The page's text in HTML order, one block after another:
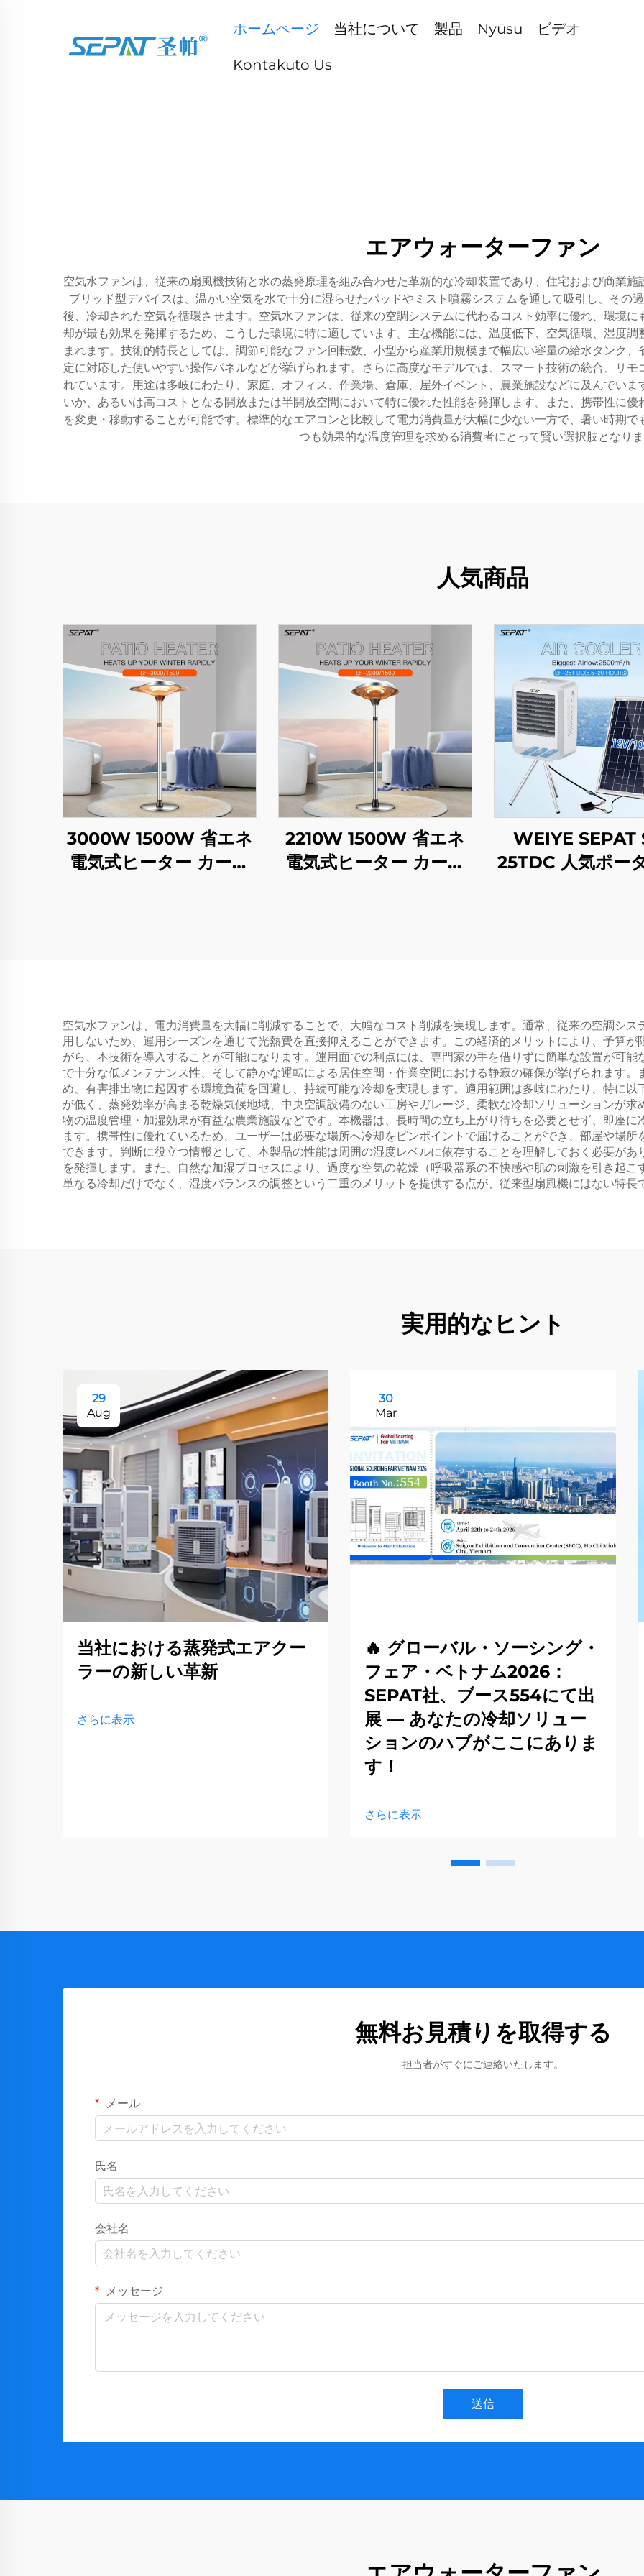
ホームページ 当社について 製品 Nyūsu ビデオ
Kontakuto Us
エアウォーターファン
空気水ファンは、従来の扇風機技術と水の蒸発原理を組み合わせた革新的な冷却装置であり、住宅および商業
ブリッド型デバイスは、温かい空気を水で十分に湿らせたパッドやミスト噴霧システムを通して吸引し、その
後、冷却された空気を循環させます。空気水ファンは、従来の空調システムに代わるコスト効率に優れ、環境
却が最も効果を発揮するため、こうした環境に特に適しています。主な機能には、温度低下、空気循環、湿度
まれます。技術的特長としては、調節可能なファン回転数、小型から産業用規模まで幅広い容量の給水タンク
定に対応した使いやすい操作パネルなどが挙げられます。さらに高度なモデルでは、スマート技術の統合、リ
れています。用途は多岐にわたり、家庭、オフィス、作業場、倉庫、屋外イベント、農業施設などに及んでい
いか、あるいは高コストとなる開放または半開放空間において特に優れた性能を発揮します。また、携帯性に
を変更・移動することが可能です。標準的なエアコンと比較して電力消費量が大幅に少ない一方で、暑い時期
つも効果的な温度管理を求める消費者にとって賢い選択肢となりま
人気商品
3000W 1500W 省エネ
電気式ヒーター カーボ
2210W 1500W 省エネ
電気式ヒーター カーボ
WEIYE SEPAT
25TDC 人気ポー
空気水ファンは、電力消費量を大幅に削減することで、大幅なコスト削減を実現します。通常、従来の空調シ
用しないため、運用シーズンを通じて光熱費を直接抑えることができます。この経済的メリットにより、予算
がら、本技術を導入することが可能になります。運用面での利点には、専門家の手を借りずに簡単な設置が可
で十分な低メンテナンス性、そして静かな運転による居住空間・作業空間における静寂の確保が挙げられます
め、有害排出物に起因する環境負荷を回避し、持続可能な冷却を実現します。適用範囲は多岐にわたり、特に
が低く、蒸発効率が高まる乾燥気候地域、中央空調設備のない工房やガレージ、柔軟な冷却ソリューションが
物の温度管理・加湿効果が有益な農業施設などです。本機器は、長時間の立ち上がり待ちを必要とせず、即座
ます。携帯性に優れているため、ユーザーは必要な場所へ冷却をピンポイントで届けることができ、部屋や場
できます。判断に役立つ情報として、本製品の性能は周囲の湿度レベルに依存することを理解しておく必要が
を発揮します。また、自然な加湿プロセスにより、過度な空気の乾燥（呼吸器系の不快感や肌の刺激を引き起こ
単なる冷却だけでなく、湿度バランスの調整という二重のメリットを提供する点が、従来型扇風機にはない特長
実用的なヒント
29
Aug
当社における蒸発式エアクー
ラーの新しい革新
さらに表示
30
Mar
🔥 グローバル・ソーシング・
フェア・ベトナム2026：
SEPAT社、ブース554にて出
展 — あなたの冷却ソリュー
ションのハブがここにありま
す！
さらに表示
無料お見積りを取得する
担当者がすぐにご連絡いたします。
メール
氏名
会社名
メッセージ
送信